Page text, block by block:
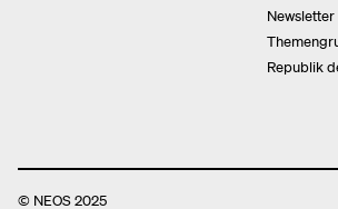
Newsletter
Republik
© NEOS 2025